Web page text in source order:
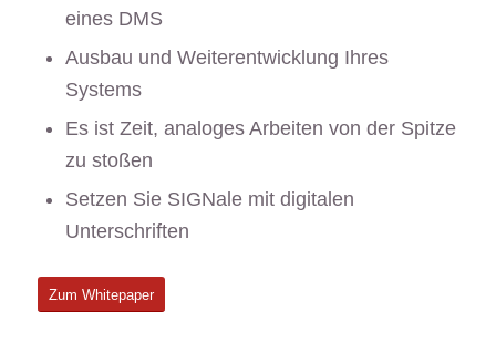
eines DMS
Ausbau und Weiterentwicklung Ihres
Systems
Es ist Zeit, analoges Arbeiten von der Spitze
zu stoßen
Setzen Sie SIGNale mit digitalen
Unterschriften
Zum Whitepaper